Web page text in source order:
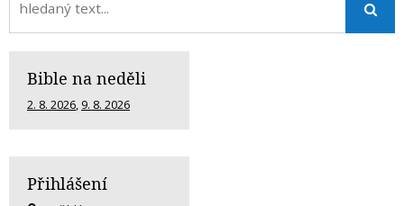
Bible na neděli
2. 8. 2026, 9. 8. 2026
Přihlášení